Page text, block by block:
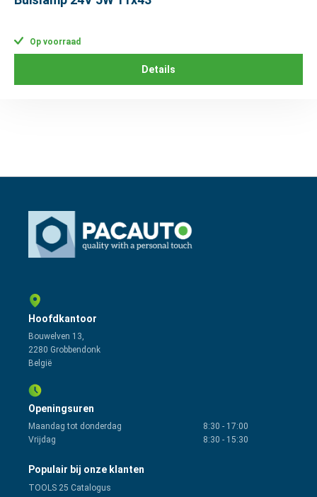
Op voorraad
Details
Hoofdkantoor
Bouwelven 13,
2280 Grobbendonk
België
Openingsuren
Maandag tot donderdag 8:30 - 17:00
Vrijdag
8:30 - 15:30
Populair bij onze klanten
TOOLS 25 Catalogus